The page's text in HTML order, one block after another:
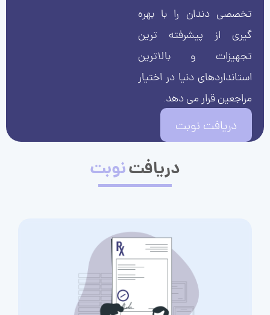
تخصصی دندان را با بهره
گیری از پیشرفته ترین
تجهیزات و بالاترین
استانداردهای دنیا در اختیار
مراجعین قرار می دهد.
دریافت نوبت
دریافتنوبت